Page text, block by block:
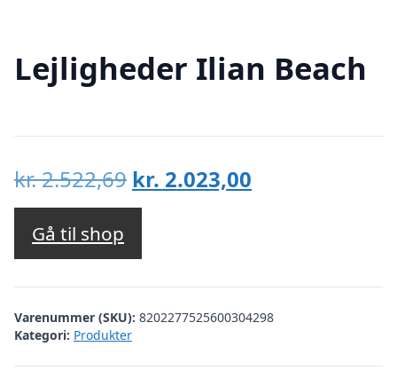
Lejligheder Ilian Beach
kr.2.522,69 Den
oprindelige
var:
kr. 2.522,69.
kr. 2.023,00
kr. 2.023,00.
Gå til shop
Varenummer (SKU): 8202277525600304298
Kategori: Produkter